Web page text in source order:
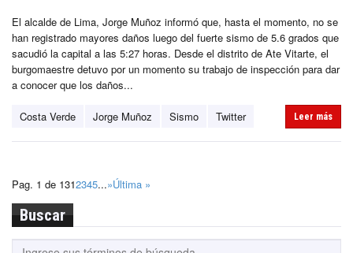
El alcalde de Lima, Jorge Muñoz informó que, hasta el momento, no se
han registrado mayores daños luego del fuerte sismo de 5.6 grados que
sacudió la capital a las 5:27 horas. Desde el distrito de Ate Vitarte, el
burgomaestre detuvo por un momento su trabajo de inspección para dar
a conocer que los daños...
Costa Verde Jorge Muñoz Sismo Twitter Leer más
Pag. 1 de 1312345...»Última »
Buscar